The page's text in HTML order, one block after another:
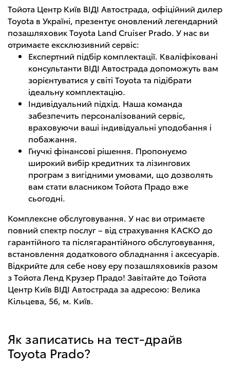
Тойота Центр Київ ВІДІ Автострада, офіційний дилер
Toyota в Україні, презентує оновлений легендарний
позашляховик Toyota Land Cruiser Prado. У нас ви
отримаєте ексклюзивний сервіс:
Експертний підбір комплектації. Кваліфіковані
консультанти ВІДІ Автострада допоможуть вам
зорієнтуватися у світі Toyota та підібрати
ідеальну комплектацію.
Індивідуальний підхід. Наша команда
забезпечить персоналізований сервіс,
враховуючи ваші індивідуальні уподобання і
побажання.
Гнучкі фінансові рішення. Пропонуємо
широкий вибір кредитних та лізингових
програм з вигідними умовами, що дозволять
вам стати власником Тойота Прадо вже
сьогодні.
Комплексне обслуговування. У нас ви отримаєте
повний спектр послуг – від страхування КАСКО до
гарантійного та післягарантійного обслуговування,
встановлення додаткового обладнання і аксесуарів.
Відкрийте для себе нову еру позашляховиків разом
з Тойота Ленд Крузер Прадо! Завітайте до Тойота
Центр Київ ВІДІ Автострада за адресою: Велика
Кільцева, 56, м. Київ.
Як записатись на тест-драйв
Toyota Prado?